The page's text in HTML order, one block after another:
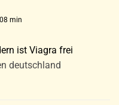
min
ist Viagra frei
deutschland